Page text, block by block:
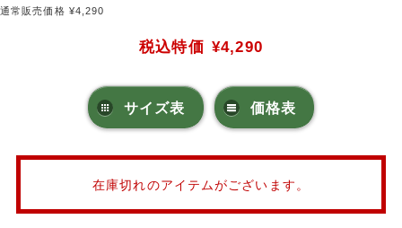
通常販売価格 ¥4,290
税込特価 ¥4,290
サイズ表 価格表
在庫切れのアイテムがございます。